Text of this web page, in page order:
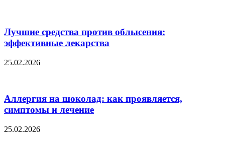
Лучшие средства против облысения:
эффективные лекарства
25.02.2026
Аллергия на шоколад: как проявляется,
симптомы и лечение
25.02.2026